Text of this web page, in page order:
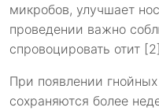
микробов, улучшает
проведении важно
спровоцировать отит
При появлении
сохраняются более